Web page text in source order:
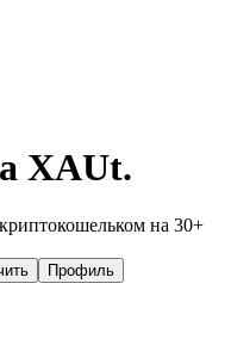
XAUt.
на 30+
Профиль